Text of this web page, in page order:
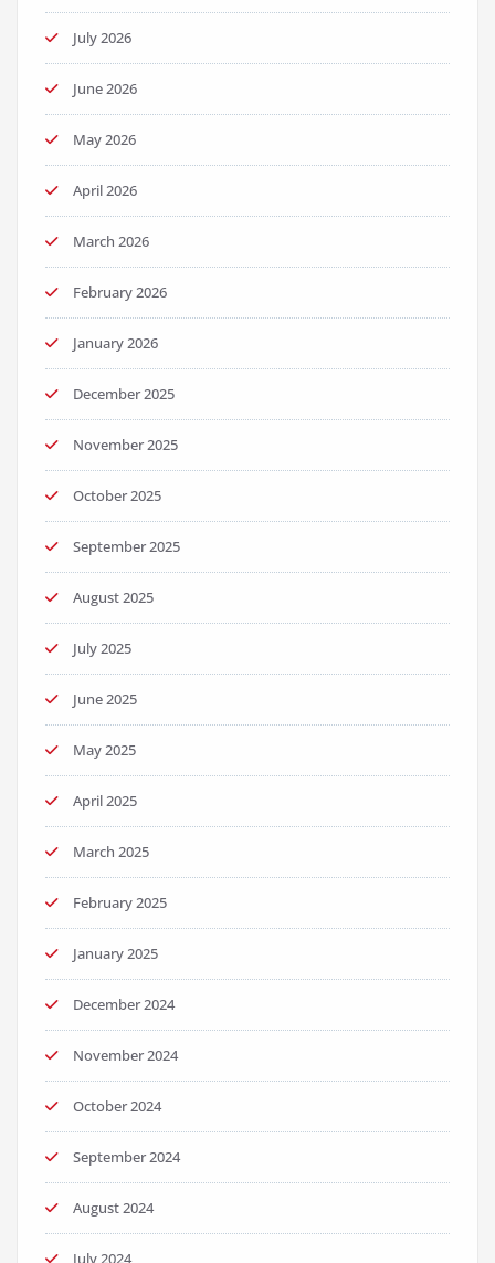
July 2026
June 2026
May 2026
April 2026
March 2026
February 2026
January 2026
December 2025
November 2025
October 2025
September 2025
August 2025
July 2025
June 2025
May 2025
April 2025
March 2025
February 2025
January 2025
December 2024
November 2024
October 2024
September 2024
August 2024
July 2024